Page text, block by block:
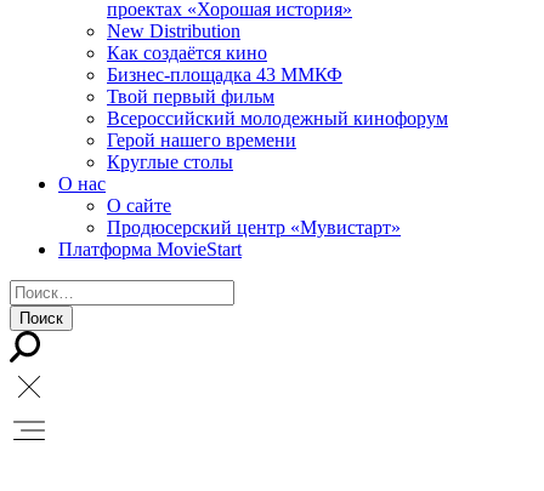
проектах «Хорошая история»
New Distribution
Как создаётся кино
Бизнес-площадка 43 ММКФ
Твой первый фильм
Всероссийский молодежный кинофорум
Герой нашего времени
Круглые столы
О нас
О сайте
Продюсерский центр «Мувистарт»
Платформа MovieStart